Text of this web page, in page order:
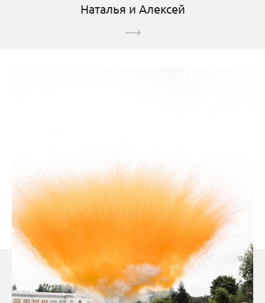
Наталья и Алексей